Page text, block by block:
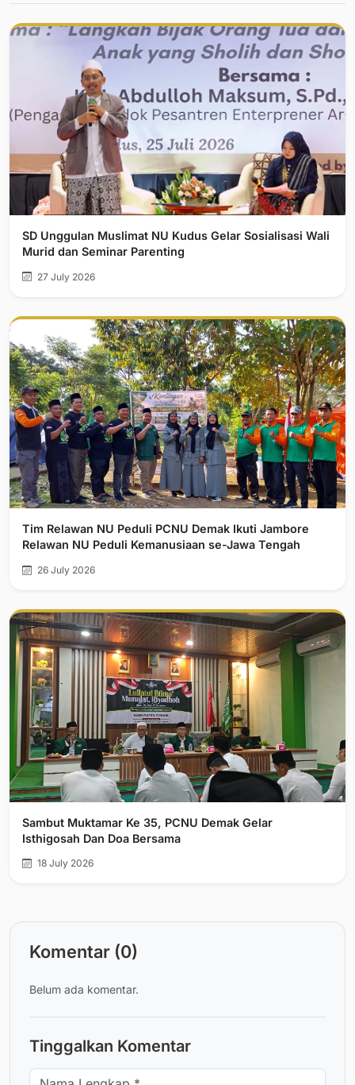
SD Unggulan Muslimat NU Kudus Gelar Sosialisasi Wali
Murid dan Seminar Parenting
27 July 2026
Tim Relawan NU Peduli PCNU Demak Ikuti Jambore
Relawan NU Peduli Kemanusiaan se-Jawa Tengah
26 July 2026
Sambut Muktamar Ke 35, PCNU Demak Gelar
Isthigosah Dan Doa Bersama
18 July 2026
Komentar (0)
Belum ada komentar.
Tinggalkan Komentar